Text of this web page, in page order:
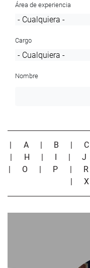
Área de experiencia
Cargo
Nombre
| A | B | C
| H | I |J
| O | P | R
|X